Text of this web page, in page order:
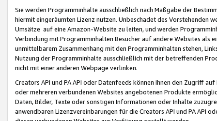
Sie werden Programminhalte ausschließlich nach Maßgabe der
hiermit eingeräumten Lizenz nutzen. Unbeschadet des Vorstehenden
Umsätze auf eine Amazon-Website zu leiten, und werden
Verbindung mit Programminhalten Besucher auf andere Websites als
unmittelbarem Zusammenhang mit den Programminhalten stehen,
Nutzung der Programminhalte ausschließlich mit der betreffenden
nicht mit einer anderen Webpage verlinken.
Creators API und PA API oder Datenfeeds können Ihnen den Zugriff
oder mehreren verbundenen Websites angebotenen Produkte
Daten, Bilder, Texte oder sonstigen Informationen oder Inhalte
anwendbaren Lizenzvereinbarungen für die Creators API und PA API